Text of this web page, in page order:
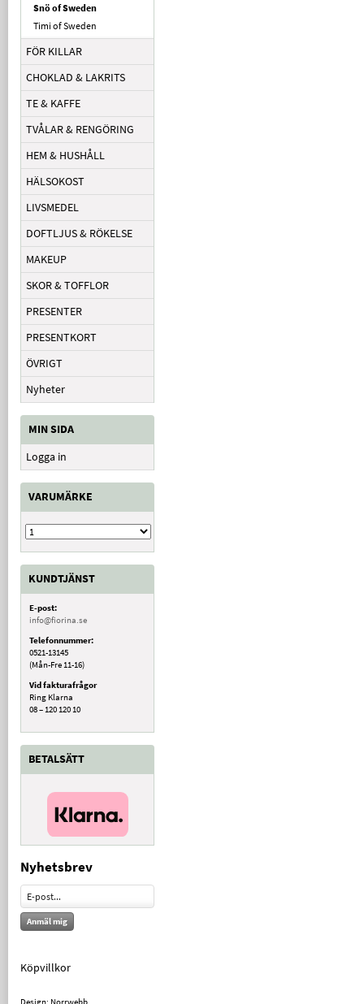
Snö of Sweden
Timi of Sweden
FÖR KILLAR
CHOKLAD & LAKRITS
TE & KAFFE
TVÅLAR & RENGÖRING
HEM & HUSHÅLL
HÄLSOKOST
LIVSMEDEL
DOFTLJUS & RÖKELSE
MAKEUP
SKOR & TOFFLOR
PRESENTER
PRESENTKORT
ÖVRIGT
Nyheter
MIN SIDA
Logga in
VARUMÄRKE
KUNDTJÄNST
E-post:
info@fiorina.se
Telefonnummer:
0521-13145
(Mån-Fre 11-16)
Vid fakturafrågor
Ring Klarna
08 – 120 120 10
BETALSÄTT
Nyhetsbrev
Anmäl mig
Köpvillkor
Design: Norrwebb